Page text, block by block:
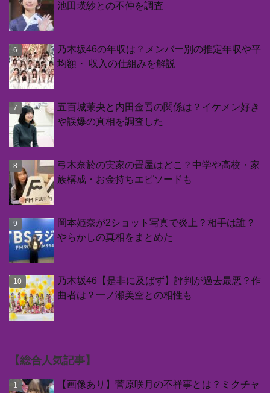
池田瑛紗との不仲を調査
乃木坂46の年収は？メンバー別の推定年収や平
均額・ 収入の仕組みを解説
五百城茉央と内田金吾の関係は？イケメン好き
や誤爆の真相を調査した
弓木奈於の実家の畳屋はどこ？中学や高校・家
族構成・お金持ちエピソードも
岡本姫奈が2ショット写真で炎上？相手は誰？
やらかしの真相をまとめた
乃木坂46【是非に及ばず】評判が過去最悪？作
曲者は？一ノ瀬美空との相性も
【総合人気記事】
【画像あり】菅原咲月の不祥事とは？ミクチャ